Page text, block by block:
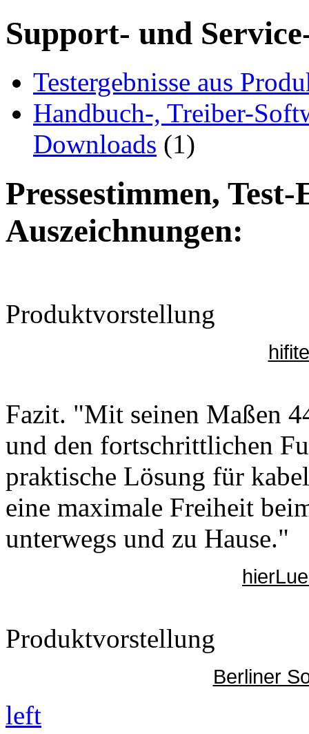
Support- und
Testergebnisse aus
Handbuch-, Treiber-
Downloads (1)
Pressestimmen,
Auszeichnungen:
Produktvorstellung
Fazit. "Mit seinen Maßen
und den fortschrittlichen
praktische Lösung für
eine maximale Freiheit
unterwegs und zu Hause."
Produktvorstellung
Berliner
left